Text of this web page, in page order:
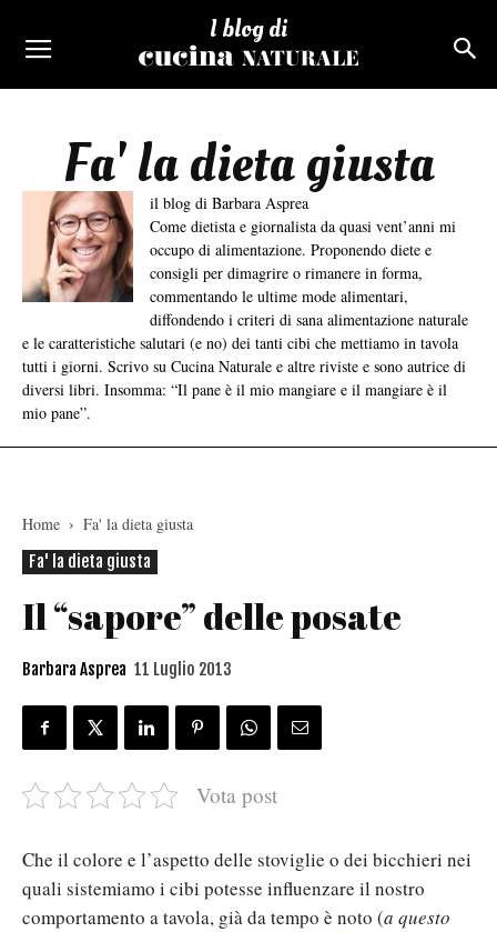
I blog di
Fa' la dieta giusta
il blog di Barbara Asprea
Come dietista e giornalista da quasi vent’anni mi
occupo di alimentazione. Proponendo diete e
consigli per dimagrire o rimanere in forma,
commentando le ultime mode alimentari,
diffondendo i criteri di sana alimentazione naturale
e le caratteristiche salutari (e no) dei tanti cibi che mettiamo in tavola
tutti i giorni. Scrivo su Cucina Naturale e altre riviste e sono autrice di
diversi libri. Insomma: “Il pane è il mio mangiare e il mangiare è il
mio pane”.
Home
Fa' la dieta giusta
Fa' la dieta giusta
Il “sapore” delle posate
Barbara Asprea 11 Luglio 2013
Vota post
Che il colore e l’aspetto delle stoviglie o dei bicchieri nei
quali sistemiamo i cibi potesse influenzare il nostro
comportamento a tavola, già da tempo è noto (a questo